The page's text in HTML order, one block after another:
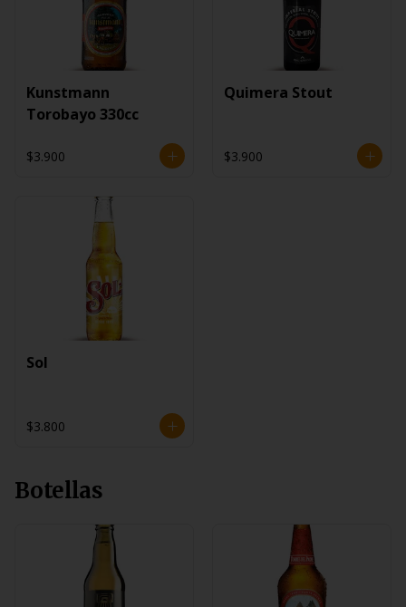
Kunstmann
Torobayo 330cc
$3.900
Quimera Stout
$3.900
Sol
$3.800
Botellas